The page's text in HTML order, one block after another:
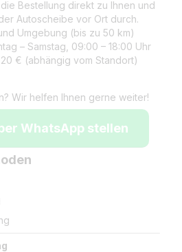
Bestellung direkt zu Ihnen und
Autoscheibe vor Ort durch.
Umgebung (bis zu 50 km)
– Samstag, 09:00 – 18:00 Uhr
€ (abhängig vom Standort)
Wir helfen Ihnen gerne weiter!
WhatsApp stellen